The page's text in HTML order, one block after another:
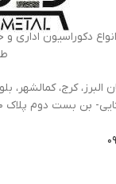
دکوراسیون
بن بست دوم پلاک 1020